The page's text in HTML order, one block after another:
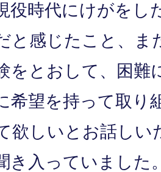
役時代にけがをし
と感じたこと、ま
をとおして、困難
希望を持って取り
欲しいとお話しい
き入っていました